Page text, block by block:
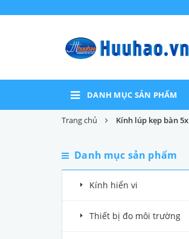
DANH MỤC SẢN PHẨM
Trang chủ Kính lúp kẹp bàn 5x
Danh mục sản phẩm
Kính hiển vi
Thiết bị đo môi trường